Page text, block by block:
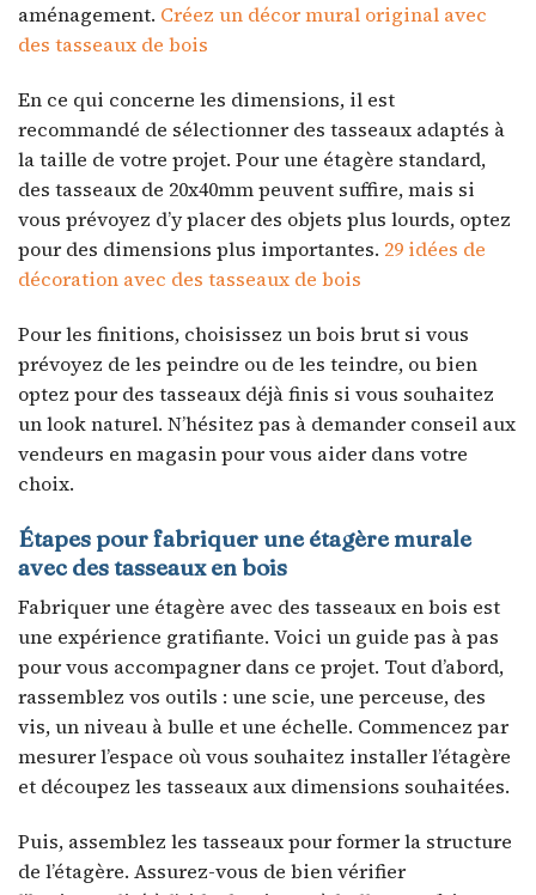
aménagement. Créez un décor mural original avec
des tasseaux de bois
En ce qui concerne les dimensions, il est
recommandé de sélectionner des tasseaux adaptés à
la taille de votre projet. Pour une étagère standard,
des tasseaux de 20x40mm peuvent suffire, mais si
vous prévoyez d’y placer des objets plus lourds, optez
pour des dimensions plus importantes. 29 idées de
décoration avec des tasseaux de bois
Pour les finitions, choisissez un bois brut si vous
prévoyez de les peindre ou de les teindre, ou bien
optez pour des tasseaux déjà finis si vous souhaitez
un look naturel. N’hésitez pas à demander conseil aux
vendeurs en magasin pour vous aider dans votre
choix.
Étapes pour fabriquer une étagère murale
avec des tasseaux en bois
Fabriquer une étagère avec des tasseaux en bois est
une expérience gratifiante. Voici un guide pas à pas
pour vous accompagner dans ce projet. Tout d’abord,
rassemblez vos outils : une scie, une perceuse, des
vis, un niveau à bulle et une échelle. Commencez par
mesurer l’espace où vous souhaitez installer l’étagère
et découpez les tasseaux aux dimensions souhaitées.
Puis, assemblez les tasseaux pour former la structure
de l’étagère. Assurez-vous de bien vérifier